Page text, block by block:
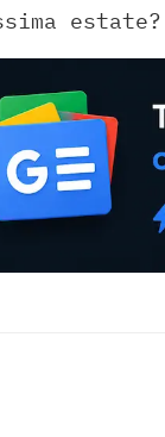
estate?